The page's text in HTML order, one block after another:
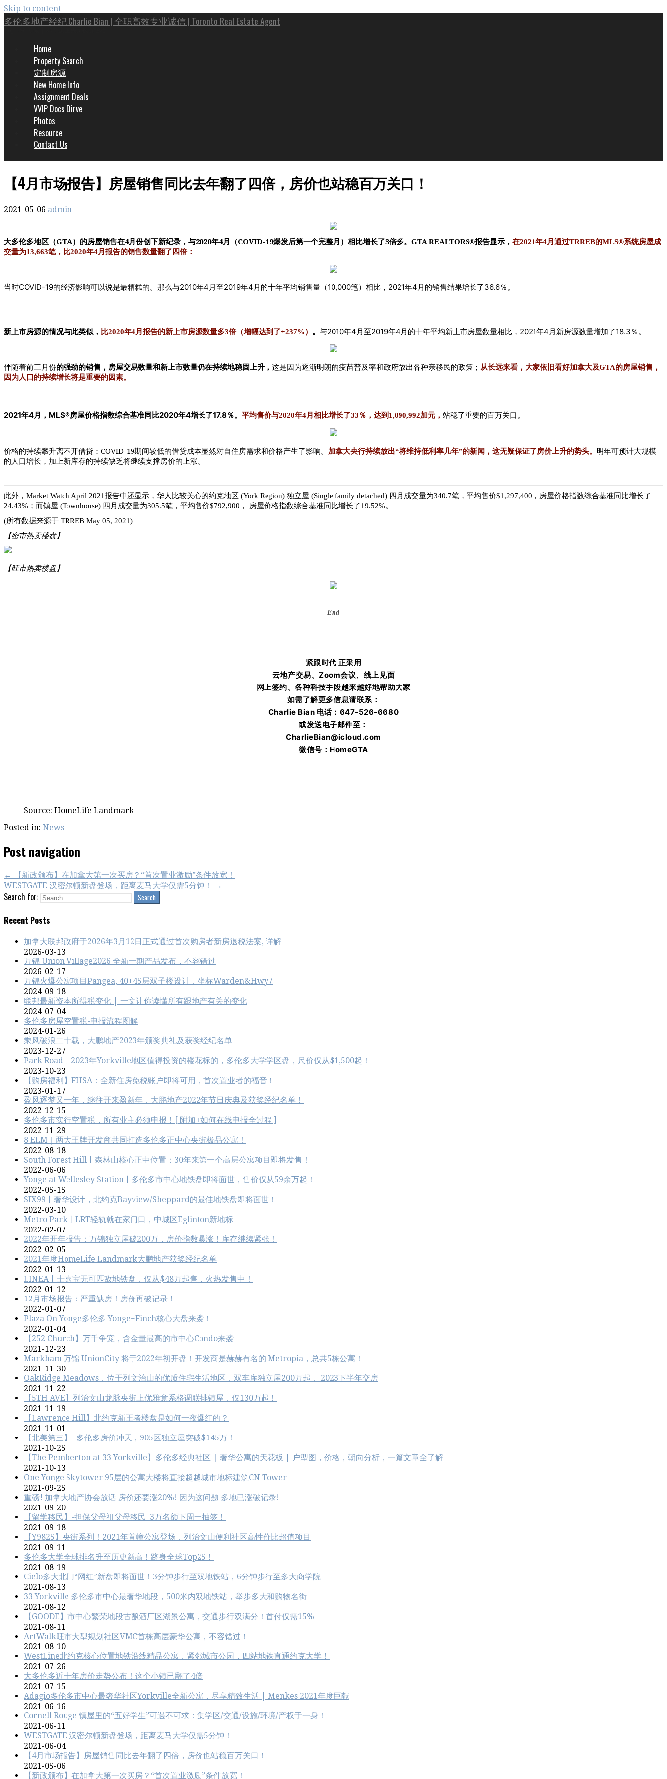
Skip to content
多伦多地产经纪 Charlie Bian | 全职高效专业诚信 | Toronto Real Estate Agent
Home
Property Search
定制房源
New Home Info
Assignment Deals
VVIP Docs Dirve
Photos
Resource
Contact Us
【4月市场报告】房屋销售同比去年翻了四倍，房价也站稳百万关口！
2021-05-06 admin
大多伦多地区（GTA）的房屋销售在4月份创下新纪录，与2020年4月（COVID-19爆发后第一个完整月）相比增长了3倍多。 GTA REALTORS®报告显示， 在2021年4月通过TRREB的MLS®系统房屋成
交量为13,663笔， 比2020年4月 报告的销售数量翻了四倍：
当时COVID-19的经济影响可以说是最糟糕的。那么与2010年4月至2019年4月的十年平均销售量（10,000笔）相比， 2021年4月的销售结果增长了36.6％。
新上市房源的情况与此类似， 比2020年4月报告的新上市房源数量多3倍（增幅达到了+237%） 。 与2010年4月至2019年4月的十年平均新上市房屋数量相比， 2021年4月新房源数量增加了18.3 ％。
伴随着前三月份的强劲的销售，房屋交易数量和新上市数量仍在持续地稳固上升， 这是因为逐渐明朗的疫苗普及率和政府放出各种亲移民的政策； 从长远来看，大家依旧看好加拿大及GTA的房屋销售，
因为人口的持续增长将是重要的因素。
2021年4月， MLS®房屋价格指数综合基准同比2020年4增长了17.8 ％。 平均售价与2020年4月相比增长了33％，达到1,090,992加元， 站稳了重要的百万关口。
价格的持续攀升离不开借贷： COVID-19期间较低的借贷成本显然对自住房需求和价格产生了影响。 加拿大央行持续放出“将维持低利率几年”的新闻，这无疑保证了房价上升的势头。 明年可预计大规模
的人口增长，加上新库存的持续缺乏将继续支撑房价的上涨。
此外，Market Watch April 2021报告中还显示，华人比较关心的约克地区 (York Region) 独立屋 (Single family detached) 四月成交量为340.7笔，平均售价$1,297,400，房屋价格指数综合基准同比增长了
24.43%；而镇屋 (Townhouse) 四月成交量为305.5笔，平均售价$792,900， 房屋价格指数综合基准同比增长了19.52%。
(所有数据来源于 TRREB May 05, 2021)
【密市热卖楼盘】
【旺市热卖楼盘】
End
紧跟时代 正采用
云地产交易、Zoom会议、线上见面
网上签约、各种科技手段越来越好地帮助大家
如需了解更多信息请联系：
Charlie Bian 电话： 647-526-6680
或发送电子邮件至：
CharlieBian@icloud.com
微信号：HomeGTA
Source: HomeLife Landmark
Posted in: News
Post navigation
← 【新政颁布】在加拿大第一次买房？“首次置业激励”条件放宽！
WESTGATE 汉密尔顿新盘登场，距离麦马大学仅需5分钟！ →
Search for:
Recent Posts
加拿大联邦政府于2026年3月12日正式通过首次购房者新房退税法案, 详解
2026-03-13
万锦 Union Village2026 全新一期产品发布，不容错过
2026-02-17
万锦火爆公寓项目Pangea, 40+45层双子楼设计，坐标Warden&Hwy7
2024-09-18
联邦最新资本所得税变化 | 一文让你读懂所有跟地产有关的变化
2024-07-04
多伦多房屋空置税-申报流程图解
2024-01-26
乘风破浪二十载，大鹏地产2023年颁奖典礼及获奖经纪名单
2023-12-27
Park Road丨2023年Yorkville地区值得投资的楼花标的，多伦多大学学区盘，尺价仅从$1,500起！
2023-10-23
【购房福利】FHSA：全新住房免税账户即将可用，首次置业者的福音！
2023-01-17
盈风逐梦又一年，继往开来盈新年，大鹏地产2022年节日庆典及获奖经纪名单！
2022-12-15
多伦多市实行空置税，所有业主必须申报！[ 附加+如何在线申报全过程 ]
2022-11-29
8 ELM｜两大王牌开发商共同打造多伦多正中心央街极品公寓！
2022-08-18
South Forest Hill丨森林山核心正中位置：30年来第一个高层公寓项目即将发售！
2022-06-06
Yonge at Wellesley Station丨多伦多市中心地铁盘即将面世，售价仅从59余万起！
2022-05-15
SIX99丨奢华设计，北约克Bayview/Sheppard的最佳地铁盘即将面世！
2022-03-10
Metro Park丨LRT轻轨就在家门口，中城区Eglinton新地标
2022-02-07
2022年开年报告：万锦独立屋破200万，房价指数暴涨！库存继续紧张！
2022-02-05
2021年度HomeLife Landmark大鹏地产获奖经纪名单
2022-01-13
LINEA丨士嘉宝无可匹敌地铁盘，仅从$48万起售，火热发售中！
2022-01-12
12月市场报告：严重缺房！房价再破记录！
2022-01-07
Plaza On Yonge多伦多 Yonge+Finch核心大盘来袭！
2022-01-04
【252 Church】万千争宠，含金量最高的市中心Condo来袭
2021-12-23
Markham 万锦 UnionCity 将于2022年初开盘！开发商是赫赫有名的 Metropia，总共5栋公寓！
2021-11-30
OakRidge Meadows，位于列文治‬山的优质住宅生活地区，双车库独立屋200万起， 2023下半年交房
2021-11-22
【5TH AVE】列治文山龙脉央街上优雅意系格调联排镇屋，仅130万起！
2021-11-19
【Lawrence Hill】北约克新王者楼盘是如何一夜爆红的？
2021-11-01
【北美第三】- 多伦多房价冲天，905区独立屋突破$145万！
2021-10-25
【The Pemberton at 33 Yorkville】多伦多经典社区 | 奢华公寓的天花板 | 户型图，价格，朝向分析，一篇文章全了解
2021-10-13
One Yonge Skytower 95层的公寓大楼将直接超越城市地标建筑CN Tower
2021-09-25
重磅! 加拿大地产协会放话 房价还要涨20%! 因为这问题 多地已涨破记录!
2021-09-20
【留学移民】-担保父母祖父母移民 3万名额下周一抽签！
2021-09-18
【Y9825】央街系列！2021年首幢公寓登场，列治文山便利社区高性价比超值项目
2021-09-11
多伦多大学全球排名升至历史新高！跻身全球Top25！
2021-08-19
Cielo多大北门“网红”新盘即将面世！3分钟步行至双地铁站，6分钟步行至多大商学院
2021-08-13
33 Yorkville 多伦多市中心最奢华地段，500米内双地铁站，举步多大和购物名街
2021-08-12
【GOODE】市中心繁荣地段古酿酒厂区湖景公寓，交通步行双满分！首付仅需15%
2021-08-11
ArtWalk旺市大型规划社区VMC首栋高层豪华公寓，不容错过！
2021-08-10
WestLine北约克核心位置地铁沿线精品公寓，紧邻城市公园，四站地铁直通约克大学！
2021-07-26
大多伦多近十年房价走势公布！这个小镇已翻了4倍
2021-07-15
Adagio多伦多市中心最奢华社区Yorkville全新公寓，尽享精致生活 | Menkes 2021年度巨献
2021-06-16
Cornell Rouge 镇屋里的“五好学生”可遇不可求：集学区/交通/设施/环境/产权于一身！
2021-06-11
WESTGATE 汉密尔顿新盘登场，距离麦马大学仅需5分钟！
2021-06-04
【4月市场报告】房屋销售同比去年翻了四倍，房价也站稳百万关口！
2021-05-06
【新政颁布】在加拿大第一次买房？“首次置业激励”条件放宽！